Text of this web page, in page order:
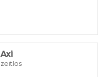
Axi
zeitlos